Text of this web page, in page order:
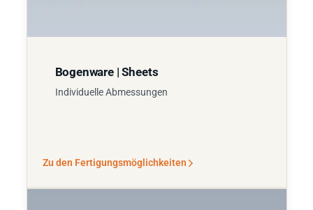
Bogenware | Sheets
Individuelle Abmessungen
Zu den Fertigungsmöglichkeiten